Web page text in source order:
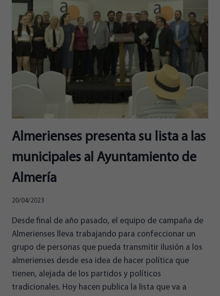
PASEO,
UAL
HOSPITAL
TORRECARDENAS
Almerienses presenta su lista a las
municipales al Ayuntamiento de
Almería
20/04/2023
Desde final de año pasado, el equipo de campaña de
Almerienses lleva trabajando para confeccionar un
grupo de personas que pueda transmitir ilusión a los
almerienses desde esa idea de hacer política que
tienen, alejada de los partidos y políticos
tradicionales. Hoy hacen publica la lista que va a